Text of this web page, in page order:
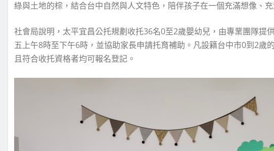
綠與土地的棕，結合台中自然與人文特色，陪伴孩子在一個充滿想像、
社會局說明，太平宜昌公托規劃收托36名0至2歲嬰幼兒，由專業團隊提
五上午8時至下午6時，並協助家長申請托育補助。凡設籍台中市0到2歲
且符合收托資格者均可報名登記。